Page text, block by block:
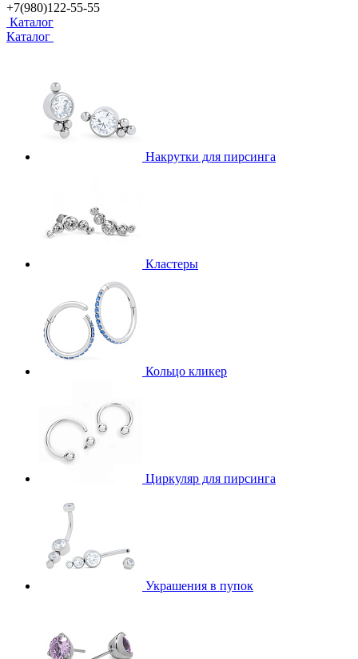
+7(980)122-55-55
Каталог
Каталог
Накрутки для пирсинга
Кластеры
Кольцо кликер
Циркуляр для пирсинга
Украшения в пупок